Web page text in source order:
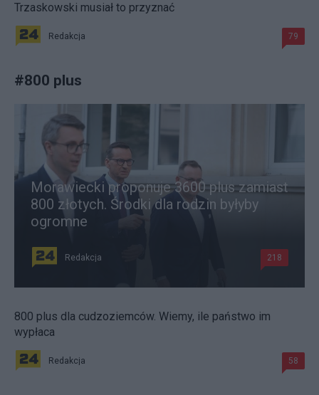
Trzaskowski musiał to przyznać
Redakcja 79
#800 plus
Morawiecki proponuje 3600 plus zamiast
800 złotych. Środki dla rodzin byłyby
ogromne
Redakcja 218
800 plus dla cudzoziemców. Wiemy, ile państwo im
wypłaca
Redakcja 58